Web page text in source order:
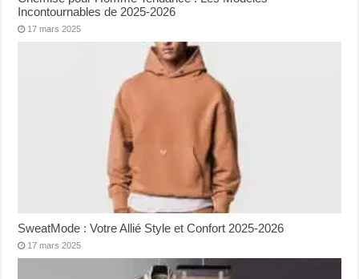
Incontournables de 2025-2026
17 mars 2025
SweatMode : Votre Allié Style et Confort 2025-2026
17 mars 2025